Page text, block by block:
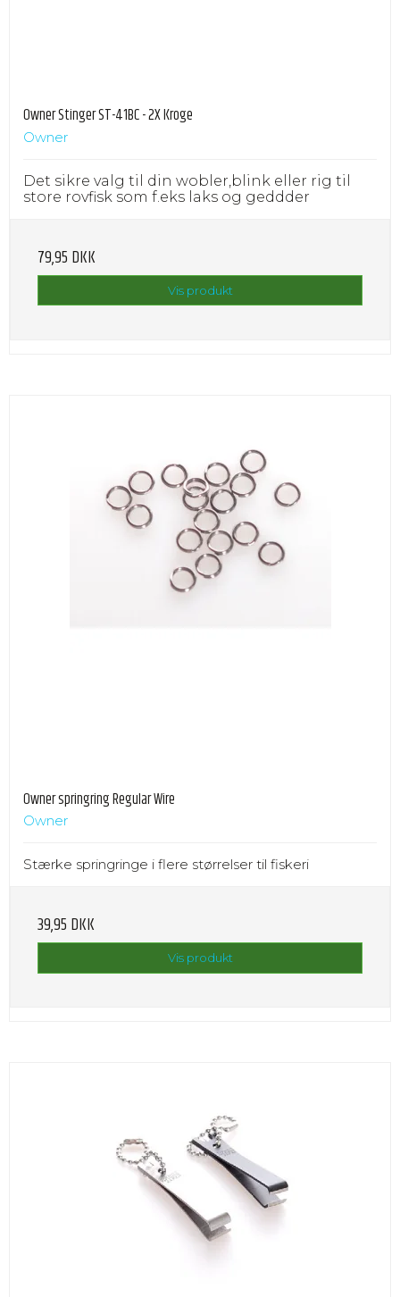
Owner Stinger ST-41BC - 2X Kroge
Owner
Det sikre valg til din wobler,blink eller rig til
store rovfisk som f.eks laks og geddder
79,95 DKK
Vis produkt
Owner springring Regular Wire
Owner
Stærke springringe i flere størrelser til fiskeri
39,95 DKK
Vis produkt